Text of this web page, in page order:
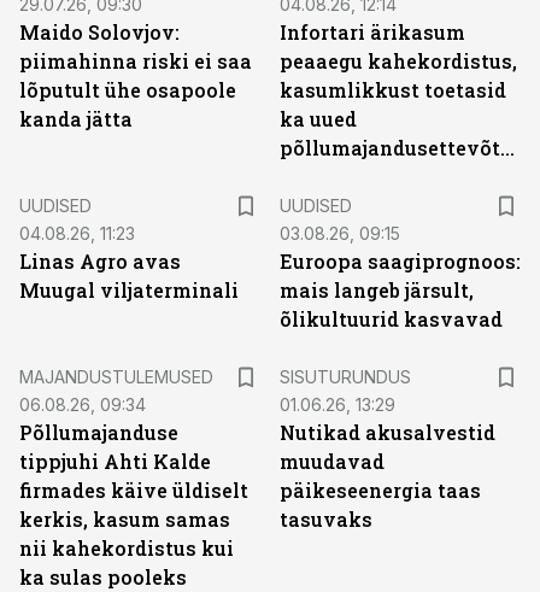
29.07.26, 09:30
Maido Solovjov:
piimahinna riski ei saa
lõputult ühe osapoole
kanda jätta
04.08.26, 12:14
Infortari ärikasum
peaaegu kahekordistus,
kasumlikkust toetasid
ka uued
põllumajandusettevõtted
UUDISED
04.08.26, 11:23
Linas Agro avas
Muugal viljaterminali
UUDISED
03.08.26, 09:15
Euroopa saagiprognoos:
mais langeb järsult,
õlikultuurid kasvavad
MAJANDUSTULEMUSED
06.08.26, 09:34
Põllumajanduse
tippjuhi Ahti Kalde
firmades käive üldiselt
kerkis, kasum samas
nii kahekordistus kui
ka sulas pooleks
SISUTURUNDUS
01.06.26, 13:29
Nutikad akusalvestid
muudavad
päikeseenergia taas
tasuvaks